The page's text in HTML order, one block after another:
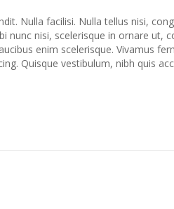
Nulla facilisi. Nulla tellus nisi,
nunc nisi, scelerisque in ornare ut,
enim scelerisque. Vivamus
Quisque vestibulum, nibh quis